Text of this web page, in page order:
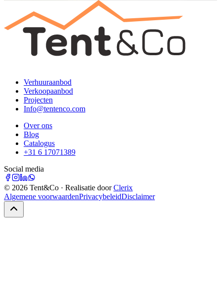
Verhuuraanbod
Verkoopaanbod
Projecten
Info@tentenco.com
Over ons
Blog
Catalogus
+31 6 17071389
Social media
© 2026 Tent&Co · Realisatie door Clerix
Algemene voorwaardenPrivacybeleidDisclaimer